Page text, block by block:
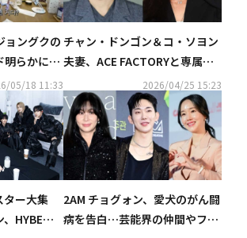
ョングクの
明らかに…
トも（動画
05/18 11:33
チャン・ドンゴン＆コ・ソヨン
夫妻、ACE FACTORYと専属契
2026/04/25 15:23
ター大集
HYBE後
2AM チョグォン、愛犬のがん闘
病を告白…芸能界の仲間やファ